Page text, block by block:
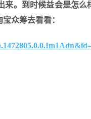
。到时候益会是怎
众筹去看看：